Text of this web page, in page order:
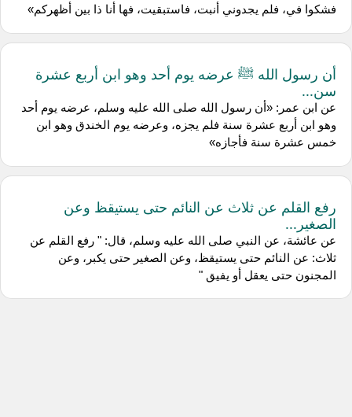
فشكوا في، فلم يجدوني أنبت، فاستبقيت، فها أنا ذا بين أظهركم»
أن رسول الله ﷺ عرضه يوم أحد وهو ابن أربع عشرة
سن...
عن ابن عمر: «أن رسول الله صلى الله عليه وسلم، عرضه يوم أحد
وهو ابن أربع عشرة سنة فلم يجزه، وعرضه يوم الخندق وهو ابن
خمس عشرة سنة فأجازه»
رفع القلم عن ثلاث عن النائم حتى يستيقظ وعن
الصغير...
عن عائشة، عن النبي صلى الله عليه وسلم، قال: " رفع القلم عن
ثلاث: عن النائم حتى يستيقظ، وعن الصغير حتى يكبر، وعن
المجنون حتى يعقل أو يفيق "